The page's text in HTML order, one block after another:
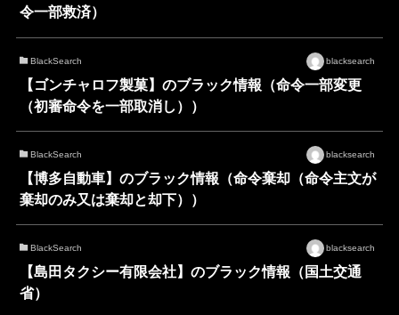
令一部救済）
BlackSearch blacksearch
【ゴンチャロフ製菓】のブラック情報（命令一部変更
（初審命令を一部取消し））
BlackSearch blacksearch
【博多自動車】のブラック情報（命令棄却（命令主文が
棄却のみ又は棄却と却下））
BlackSearch blacksearch
【島田タクシー有限会社】のブラック情報（国土交通
省）